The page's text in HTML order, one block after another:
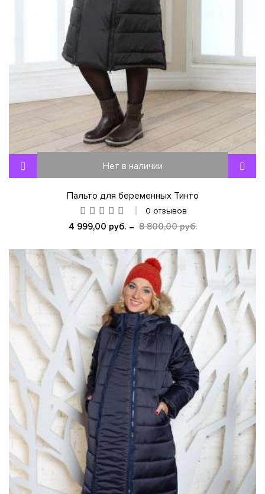
Нет в наличии
Пальто для беременных Тинто
0 отзывов
4 999,00 руб. 8 800,00 руб.